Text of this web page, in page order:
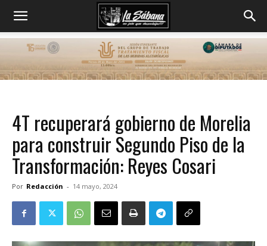
4T recuperará gobierno de Morelia
para construir Segundo Piso de la
Transformación: Reyes Cosari
Por Redacción - 14 mayo, 2024